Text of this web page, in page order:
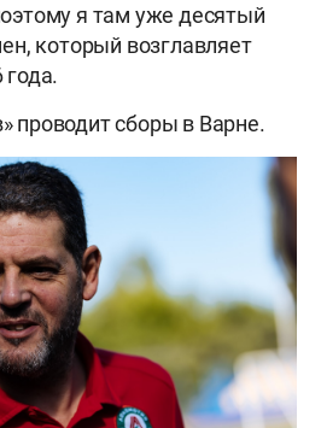
я там уже десятый
который возглавляет
года.
проводит сборы в Варне.